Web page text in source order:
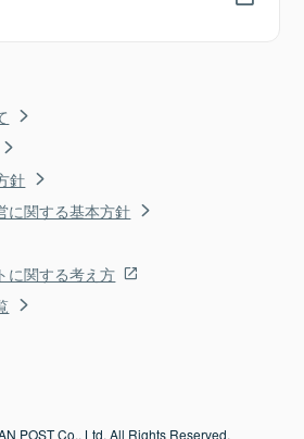
針
に関する基本方針
に関する考え方
POST Co., Ltd. All Rights Reserved.